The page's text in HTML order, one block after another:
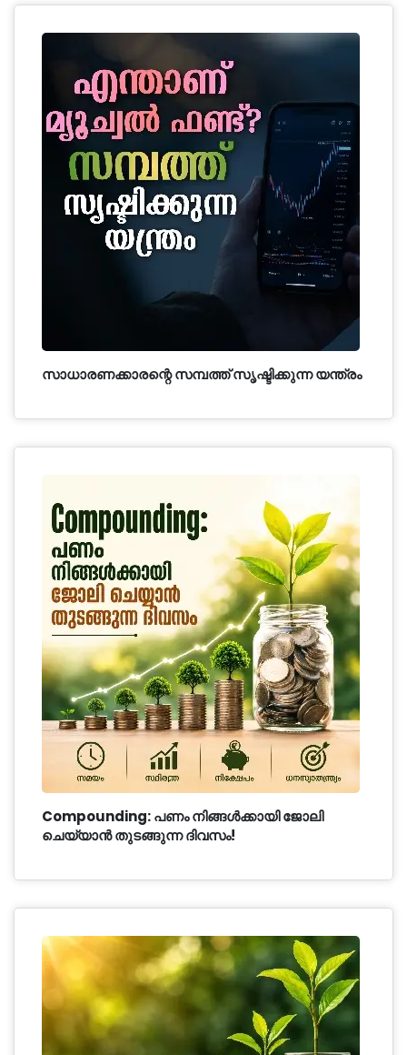
സാധാരണക്കാരന്റെ സമ്പത്ത് സൃഷ്ടിക്കുന്ന യന്ത്രം
Compounding: പണം നിങ്ങൾക്കായി ജോലി
ചെയ്യാൻ തുടങ്ങുന്ന ദിവസം!